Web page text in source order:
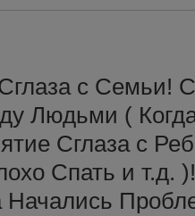
с Семьи!
Людьми (
Сглаза с
Спать и т.д.
Начались